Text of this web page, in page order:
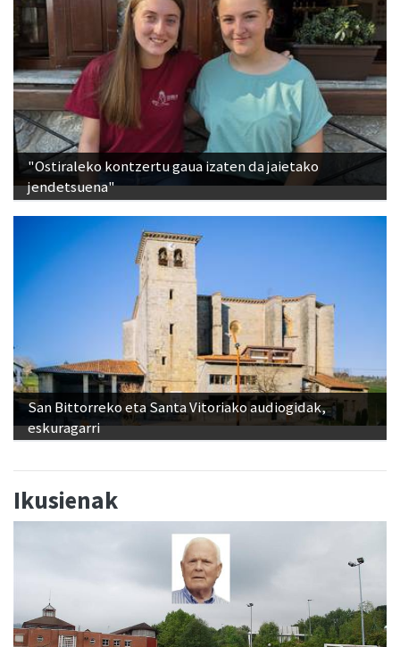
"Ostiraleko kontzertu gaua izaten da jaietako
jendetsuena"
San Bittorreko eta Santa Vitoriako audiogidak,
eskuragarri